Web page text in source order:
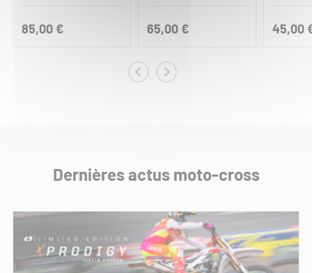
85,00 € 65,00 € 45,00
Dernières actus moto-cross